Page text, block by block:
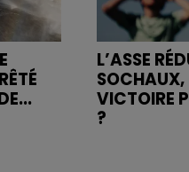
L’ASSE
SOCHAUX,
VICTOIRE
?